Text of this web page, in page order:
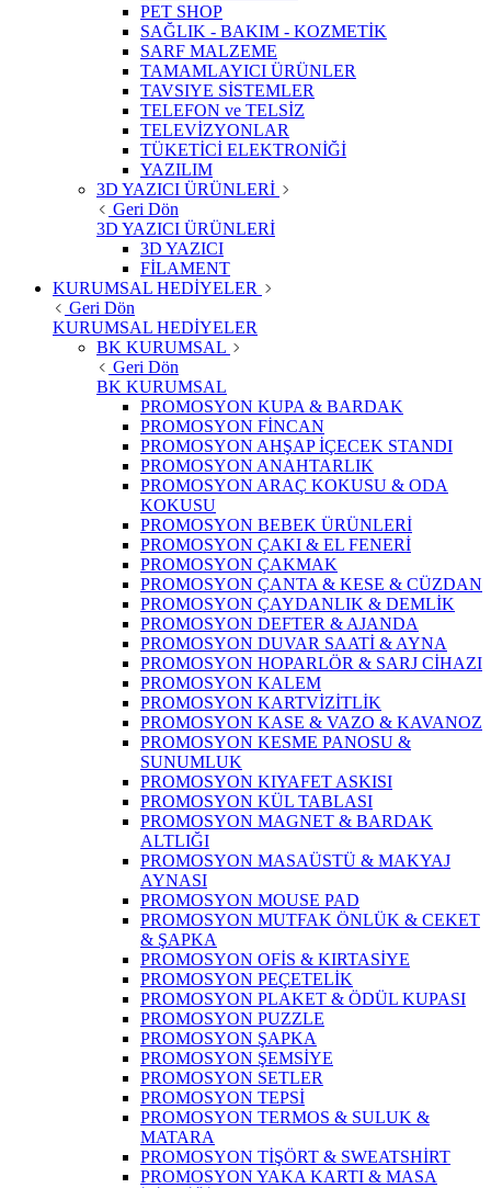
PET SHOP
SAĞLIK - BAKIM - KOZMETİK
SARF MALZEME
TAMAMLAYICI ÜRÜNLER
TAVSIYE SİSTEMLER
TELEFON ve TELSİZ
TELEVİZYONLAR
TÜKETİCİ ELEKTRONİĞİ
YAZILIM
3D YAZICI ÜRÜNLERİ
Geri Dön
3D YAZICI ÜRÜNLERİ
3D YAZICI
FİLAMENT
KURUMSAL HEDİYELER
Geri Dön
KURUMSAL HEDİYELER
BK KURUMSAL
Geri Dön
BK KURUMSAL
PROMOSYON KUPA & BARDAK
PROMOSYON FİNCAN
PROMOSYON AHŞAP İÇECEK STANDI
PROMOSYON ANAHTARLIK
PROMOSYON ARAÇ KOKUSU & ODA
KOKUSU
PROMOSYON BEBEK ÜRÜNLERİ
PROMOSYON ÇAKI & EL FENERİ
PROMOSYON ÇAKMAK
PROMOSYON ÇANTA & KESE & CÜZDAN
PROMOSYON ÇAYDANLIK & DEMLİK
PROMOSYON DEFTER & AJANDA
PROMOSYON DUVAR SAATİ & AYNA
PROMOSYON HOPARLÖR & SARJ CİHAZI
PROMOSYON KALEM
PROMOSYON KARTVİZİTLİK
PROMOSYON KASE & VAZO & KAVANOZ
PROMOSYON KESME PANOSU &
SUNUMLUK
PROMOSYON KIYAFET ASKISI
PROMOSYON KÜL TABLASI
PROMOSYON MAGNET & BARDAK
ALTLIĞI
PROMOSYON MASAÜSTÜ & MAKYAJ
AYNASI
PROMOSYON MOUSE PAD
PROMOSYON MUTFAK ÖNLÜK & CEKET
& ŞAPKA
PROMOSYON OFİS & KIRTASİYE
PROMOSYON PEÇETELİK
PROMOSYON PLAKET & ÖDÜL KUPASI
PROMOSYON PUZZLE
PROMOSYON ŞAPKA
PROMOSYON ŞEMSİYE
PROMOSYON SETLER
PROMOSYON TEPSİ
PROMOSYON TERMOS & SULUK &
MATARA
PROMOSYON TİŞÖRT & SWEATSHİRT
PROMOSYON YAKA KARTI & MASA